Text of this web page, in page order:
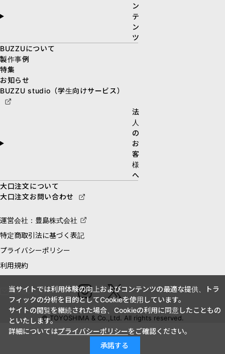
ン
テ
ン
ツ
BUZZUについて
製作事例
特集
お知らせ
BUZZU studio（学生向けサービス）
法
人
の
お
客
様
へ
大口注文について
大口注文お問い合わせ
運営会社：豊島株式会社
特定商取引法に基づく表記
プライバシーポリシー
利用規約
お問い合わせ
© TOYOSHIMA & Co.,Ltd. All rights reserved.
当サイトでは利用体験の向上およびコンテンツの最適な提供、トラ
フィックの分析を目的としてCookieを使用しています。
サイトの閲覧を継続された場合、Cookieの利用に同意したこともの
といたします。
詳細についてはプライバシーポリシーをご確認ください。
承諾する